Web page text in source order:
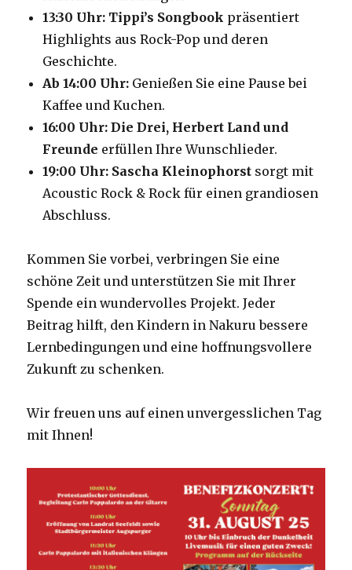
13:30 Uhr: Tippi’s Songbook präsentiert
Highlights aus Rock-Pop und deren
Geschichte.
Ab 14:00 Uhr: Genießen Sie eine Pause bei
Kaffee und Kuchen.
16:00 Uhr: Die Drei, Herbert Land und
Freunde erfüllen Ihre Wunschlieder.
19:00 Uhr: Sascha Kleinophorst sorgt mit
Acoustic Rock & Rock für einen grandiosen
Abschluss.
Kommen Sie vorbei, verbringen Sie eine
schöne Zeit und unterstützen Sie mit Ihrer
Spende ein wundervolles Projekt. Jeder
Beitrag hilft, den Kindern in Nakuru bessere
Lernbedingungen und eine hoffnungsvollere
Zukunft zu schenken.
Wir freuen uns auf einen unvergesslichen Tag
mit Ihnen!